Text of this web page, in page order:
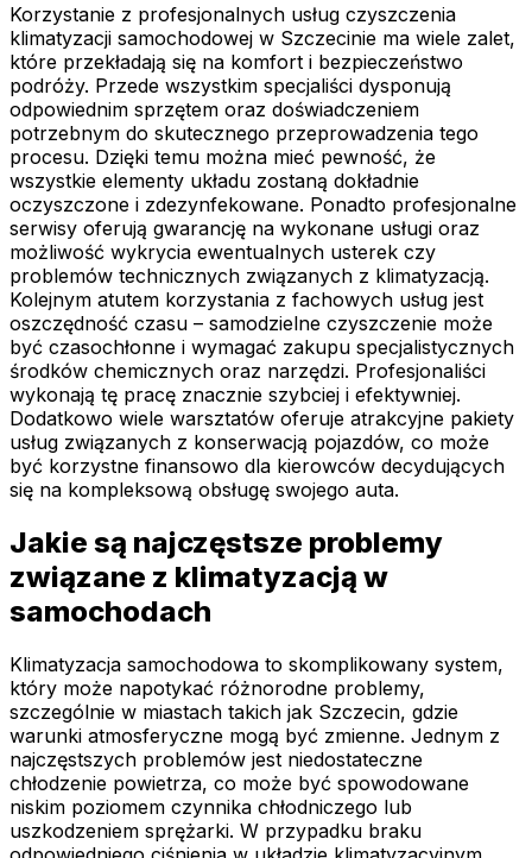
Korzystanie z profesjonalnych usług czyszczenia
klimatyzacji samochodowej w Szczecinie ma wiele zalet,
które przekładają się na komfort i bezpieczeństwo
podróży. Przede wszystkim specjaliści dysponują
odpowiednim sprzętem oraz doświadczeniem
potrzebnym do skutecznego przeprowadzenia tego
procesu. Dzięki temu można mieć pewność, że
wszystkie elementy układu zostaną dokładnie
oczyszczone i zdezynfekowane. Ponadto profesjonalne
serwisy oferują gwarancję na wykonane usługi oraz
możliwość wykrycia ewentualnych usterek czy
problemów technicznych związanych z klimatyzacją.
Kolejnym atutem korzystania z fachowych usług jest
oszczędność czasu – samodzielne czyszczenie może
być czasochłonne i wymagać zakupu specjalistycznych
środków chemicznych oraz narzędzi. Profesjonaliści
wykonają tę pracę znacznie szybciej i efektywniej.
Dodatkowo wiele warsztatów oferuje atrakcyjne pakiety
usług związanych z konserwacją pojazdów, co może
być korzystne finansowo dla kierowców decydujących
się na kompleksową obsługę swojego auta.
Jakie są najczęstsze problemy
związane z klimatyzacją w
samochodach
Klimatyzacja samochodowa to skomplikowany system,
który może napotykać różnorodne problemy,
szczególnie w miastach takich jak Szczecin, gdzie
warunki atmosferyczne mogą być zmienne. Jednym z
najczęstszych problemów jest niedostateczne
chłodzenie powietrza, co może być spowodowane
niskim poziomem czynnika chłodniczego lub
uszkodzeniem sprężarki. W przypadku braku